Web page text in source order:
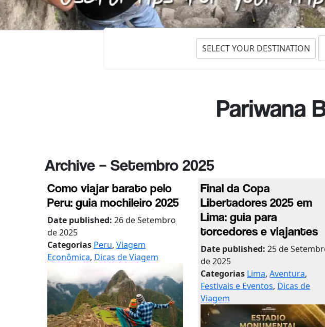
SELECT YOUR DESTINATION
Pariwana
Archive – Setembro 2025
Como viajar barato pelo
Peru: guia mochileiro 2025
Date published: 26 de Setembro
de 2025
Categorias Peru, Viagem
Econômica, Dicas de Viagem
Final da Copa
Libertadores 2025 em
Lima: guia para
torcedores e viajantes
Date published:25 de
de 2025
Categorias Lima,Aventura,
Festivais e Eventos, Dicas de
Viagem